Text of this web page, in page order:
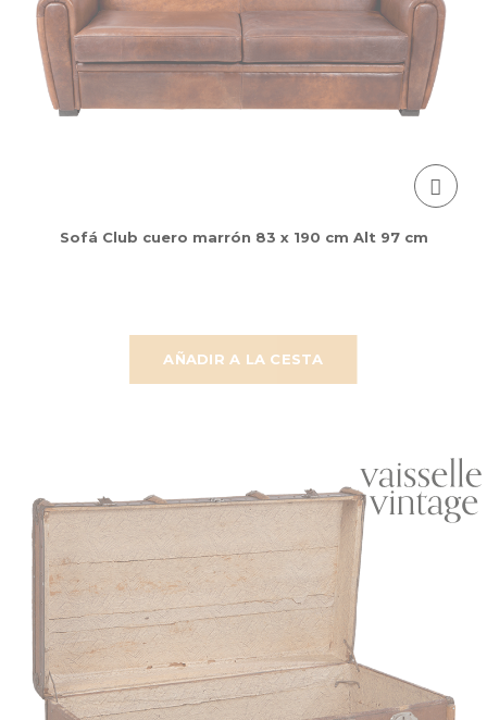
AÑADIR A LA CESTA
Sofá Club cuero marrón 83 x 190 cm Alt 97 cm